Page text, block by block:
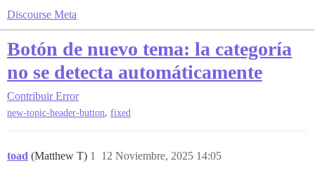
Discourse Meta
Botón de nuevo tema: la categoría
no se detecta automáticamente
Contribuir Error
new-topic-header-button, fixed
toad (Matthew T) 12 Noviembre, 2025 14:05
1